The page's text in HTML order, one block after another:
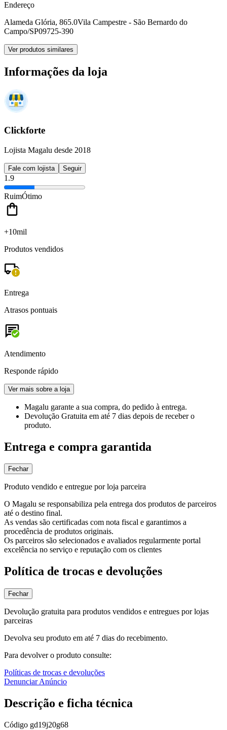
Endereço
Alameda Glória, 865.0Vila Campestre - São Bernardo do
Campo/SP09725-390
Ver produtos similares
Informações da loja
Clickforte
Lojista Magalu desde 2018
Fale com lojista Seguir
1.9
RuimÓtimo
+10mil
Produtos vendidos
Entrega
Atrasos pontuais
Atendimento
Responde rápido
Ver mais sobre a loja
Magalu garante a sua compra, do pedido à entrega.
Devolução Gratuita em até 7 dias depois de receber o
produto.
Entrega e compra garantida
Fechar
Produto vendido e entregue por loja parceira
O Magalu se responsabiliza pela entrega dos produtos de parceiros
até o destino final.
As vendas são certificadas com nota fiscal e garantimos a
procedência de produtos originais.
Os parceiros são selecionados e avaliados regularmente portal
excelência no serviço e reputação com os clientes
Política de trocas e devoluções
Fechar
Devolução gratuita para produtos vendidos e entregues por lojas
parceiras
Devolva seu produto em até 7 dias do recebimento.
Para devolver o produto consulte:
Políticas de trocas e devoluções
Denunciar Anúncio
Descrição e ficha técnica
Código gd19j20g68